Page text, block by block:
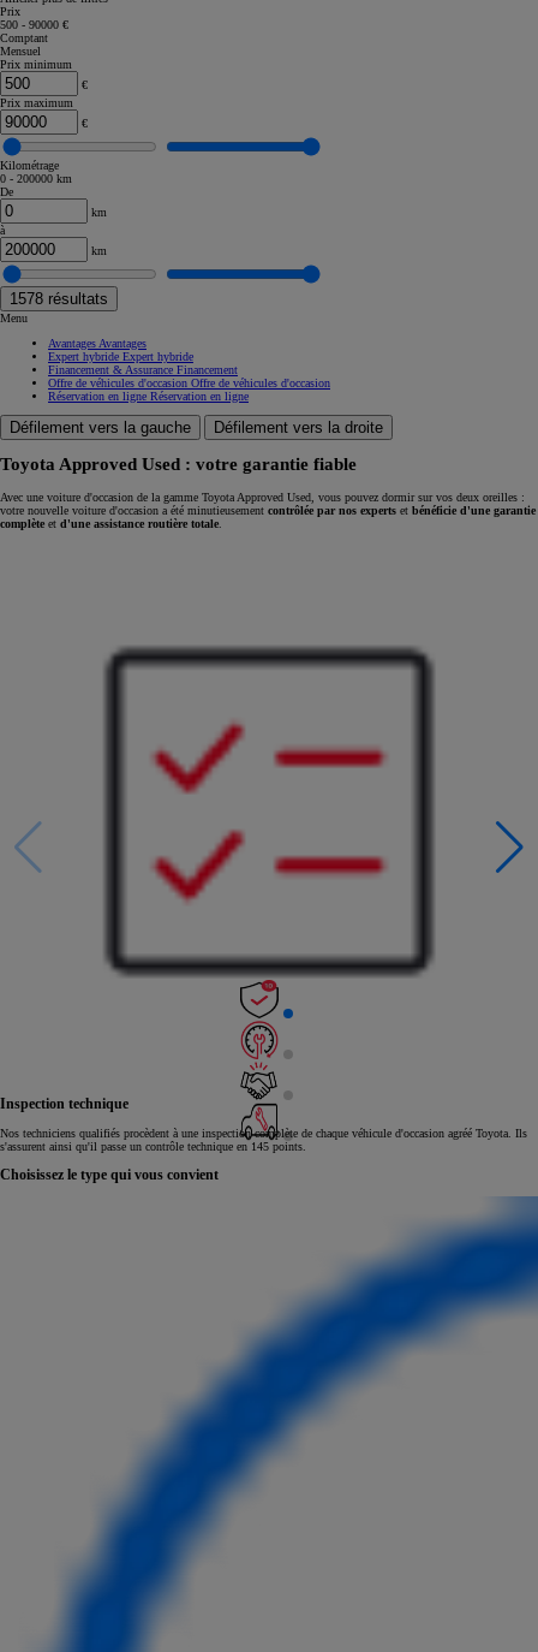
Prix
500 - 90000 €
Comptant
Mensuel
Prix minimum
€
Prix maximum
€
Kilométrage
0 - 200000 km
De
km
à
km
1578 résultats
Menu
Avantages Avantages
Expert hybride Expert hybride
Financement & Assurance Financement
Offre de véhicules d'occasion Offre de véhicules d'occasion
Réservation en ligne Réservation en ligne
Défilement vers la gauche Défilement vers la droite
Toyota Approved Used : votre garantie fiable
Avec une voiture d'occasion de la gamme Toyota Approved Used, vous pouvez dormir sur vos deux oreilles :
votre nouvelle voiture d'occasion a été minutieusement contrôlée par nos experts et bénéficie d'une garantie
complète et d'une assistance routière totale
Inspection technique
Nos techniciens qualifiés procèdent à une inspection complète de chaque véhicule d'occasion agréé Toyota. Ils
s'assurent ainsi qu'il passe un contrôle technique en 145 points.
Choisissez le type qui vous convient